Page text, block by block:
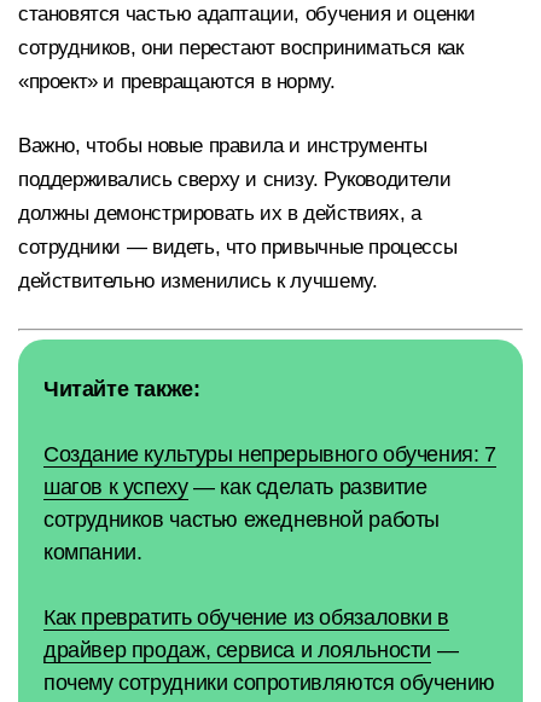
становятся частью адаптации, обучения и оценки
сотрудников, они перестают восприниматься как
«проект» и превращаются в норму.
Важно, чтобы новые правила и инструменты
поддерживались сверху и снизу. Руководители
должны демонстрировать их в действиях, а
сотрудники — видеть, что привычные процессы
действительно изменились к лучшему.
Читайте также:
Создание культуры непрерывного обучения: 7
шагов к успеху— как сделать развитие
сотрудников частью ежедневной работы
компании.
Как превратить обучение из обязаловки в
драйвер продаж, сервиса и лояльности —
почему сотрудники сопротивляются обучению